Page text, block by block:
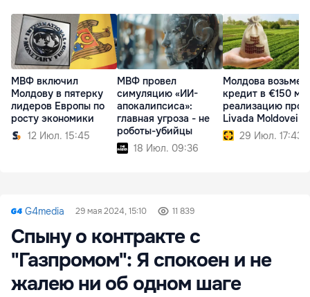
МВФ включил
Молдову в пятерку
лидеров Европы по
росту экономики
12 Июл. 15:45
МВФ провел
симуляцию «ИИ-
апокалипсиса»:
главная угроза - не
роботы-убийцы
18 Июл. 09:36
Молдова возьмет
кредит в €150
реализацию
Livada Moldovei II
29 Июл. 17:43
G4media 29 мая 2024, 15:10 11 839
Спыну о контракте с
"Газпромом": Я спокоен и не
жалею ни об одном шаге